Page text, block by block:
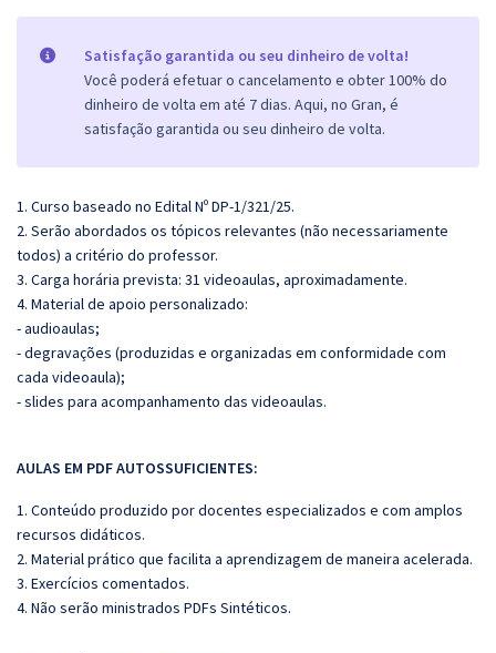
Satisfação garantida ou seu dinheiro de volta!
Você poderá efetuar o cancelamento e obter 100% do
dinheiro de volta em até 7 dias. Aqui, no Gran, é
satisfação garantida ou seu dinheiro de volta.
1. Curso baseado no Edital Nº DP-1/321/25.
2. Serão abordados os tópicos relevantes (não necessariamente
todos) a critério do professor.
3. Carga horária prevista: 31 videoaulas, aproximadamente.
4. Material de apoio personalizado:
- audioaulas;
- degravações (produzidas e organizadas em conformidade com
cada videoaula);
- slides para acompanhamento das videoaulas.
AULAS EM PDF AUTOSSUFICIENTES:
1. Conteúdo produzido por docentes especializados e com amplos
recursos didáticos.
2. Material prático que facilita a aprendizagem de maneira acelerada.
3. Exercícios comentados.
4. Não serão ministrados PDFs Sintéticos.